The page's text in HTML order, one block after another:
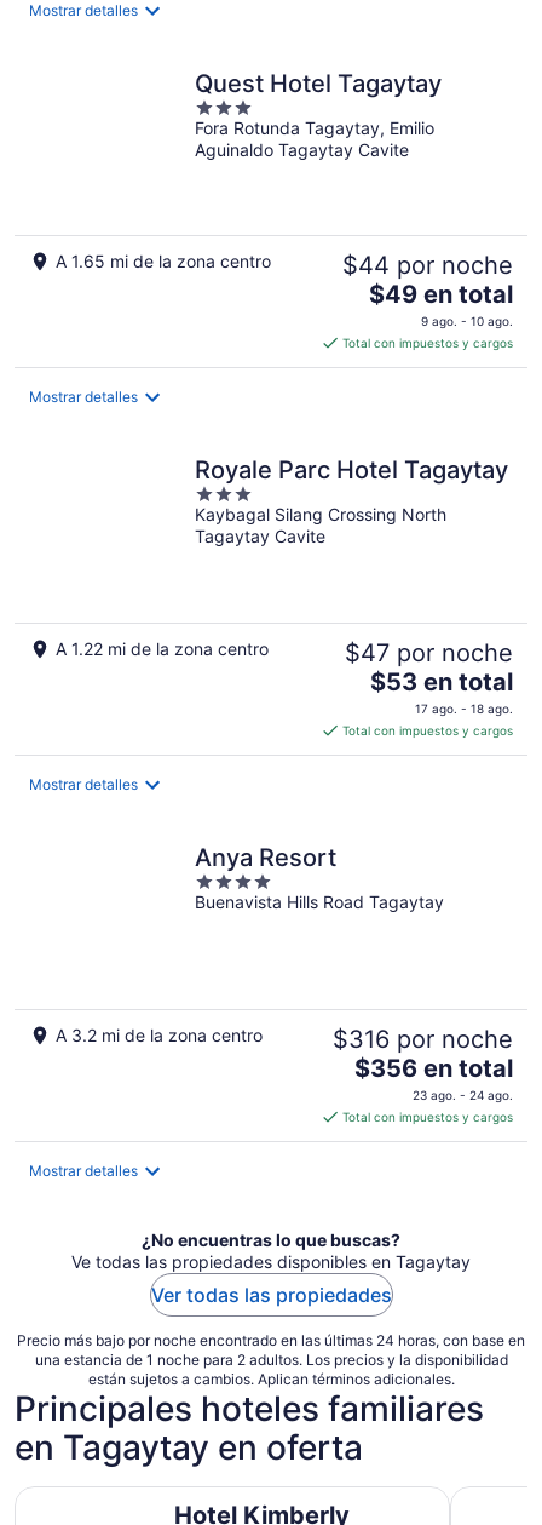
por
noche
Mostrar detalles
Quest Hotel Tagaytay
3
out
of
Fora Rotunda Tagaytay, Emilio
Aguinaldo Tagaytay Cavite
A 1.65 mi de la zona centro $44 por noche
El
precio
es
de
por
noche
$49 en total
9 ago. - 10 ago.
Total con impuestos y cargos
Mostrar detalles
Royale Parc Hotel Tagaytay
3
out
of
Kaybagal Silang Crossing North
Tagaytay Cavite
A 1.22 mi de la zona centro $47 por noche
El
precio
es
de
$53 en total
17 ago. - 18 ago.
Total con impuestos y cargos
Mostrar detalles
Anya Resort
4
out
Buenavista Hills Road Tagaytay
A 3.2 mi de la zona centro $316 por noche
El
es
de
por
noche
$356 en total
23 ago. - 24 ago.
Total con impuestos y cargos
Mostrar detalles
¿No encuentras lo que buscas?
Ve todas las propiedades disponibles en Tagaytay
Ver todas las propiedades
Precio más bajo por noche encontrado en las últimas 24 horas, con base en
una estancia de 1 noche para 2 adultos. Los precios y la disponibilidad
están sujetos a cambios. Aplican términos adicionales.
Principales hoteles familiares
en Tagaytay en oferta
Hotel Kimberly
Hotel Kimberly Tagaytay